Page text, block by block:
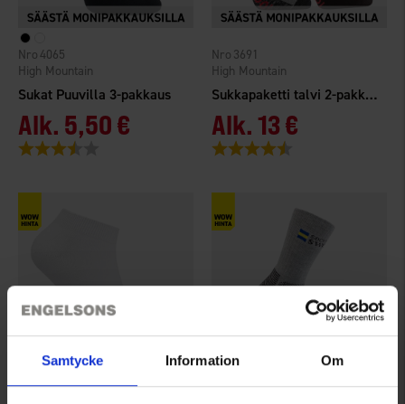
Samtycke Information Om
Sukat Puuvilla 3-pakkaus
High Mountain
4065
Alk. 5,50 €
Arvio:
Sukkapaketti talvi 2-pakkaus
High Mountain
3691
Alk. 13 €
Arvio: